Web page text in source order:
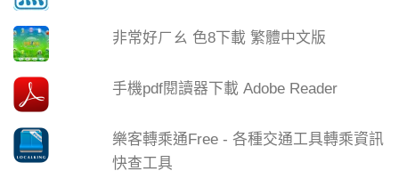
非常好ㄏㄠ 色8下載 繁體中文版
手機pdf閱讀器下載 Adobe Reader
樂客轉乘通Free - 各種交通工具轉乘資訊
快查工具